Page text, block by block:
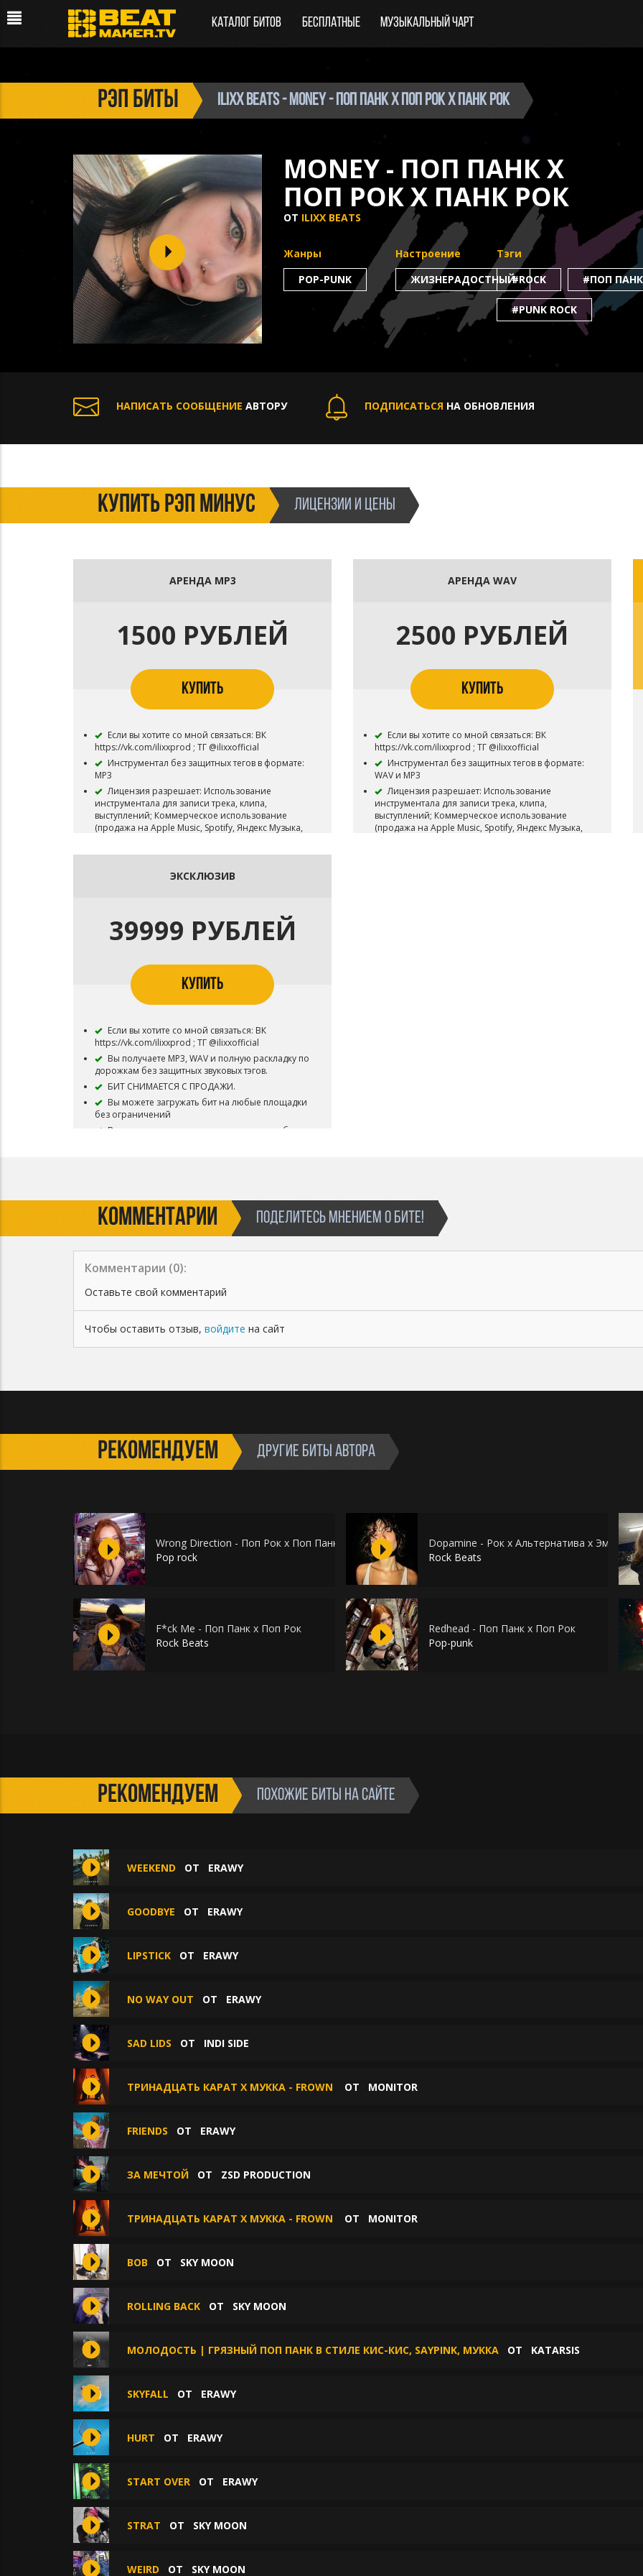
Каталог битов Бесплатные Музыкальный чарт
рэп биты ILIXX BEATS - Money - Поп Панк х Поп Рок х Панк Рок
MONEY - ПОП ПАНК Х
ПОП РОК Х ПАНК РОК
ОТ ILIXX BEATS
Жанры
POP-PUNK
Настроение
ЖИЗНЕРАДОСТНЫЙ
Тэги
#ROCK
#ПОП ПАНК
#PUNK ROCK
НАПИСАТЬ СООБЩЕНИЕ АВТОРУ ПОДПИСАТЬСЯ НА ОБНОВЛЕНИЯ
КУПИТЬ РЭП МИНУС ЛИЦЕНЗИИ И ЦЕНЫ
АРЕНДА MP3
1500 РУБЛЕЙ
КУПИТЬ
Если вы хотите со мной связаться: ВК
https://vk.com/ilixxprod ; ТГ @ilixxofficial
Инструментал без защитных тегов в формате:
MP3
Лицензия разрешает: Использование
инструментала для записи трека, клипа,
выступлений; Коммерческое использование
(продажа на Apple Music, Spotify, Яндекс Музыка,
прослушиваний.
публикацией на Youtube и подобных площадках.
продажи.
В НАЗВАНИИ ПЕСНИ ЗАПИСАННОЙ ПОД ЭТОТ
После приобретения данного вида лицензии,
Вы можете докупить более дорогую лицензию
путем доплаты недостающей суммы.
АРЕНДА WAV
2500 РУБЛЕЙ
КУПИТЬ
Если вы хотите со мной связаться: ВК
https://vk.com/ilixxprod ; ТГ @ilixxofficial
Инструментал без защитных тегов в формате:
WAV и MP3
Лицензия разрешает: Использование
инструментала для записи трека, клипа,
выступлений; Коммерческое использование
(продажа на Apple Music, Spotify, Яндекс Музыка,
ЭКСКЛЮЗИВ
39999 РУБЛЕЙ
КУПИТЬ
Если вы хотите со мной связаться: ВК
https://vk.com/ilixxprod ; ТГ @ilixxofficial
Вы получаете MP3, WAV и полную раскладку по
дорожкам без защитных звуковых тэгов.
БИТ СНИМАЕТСЯ С ПРОДАЖИ.
Вы можете загружать бит на любые площадки
без ограничений
В названии трека, записанного под этот бит,
КОММЕНТАРИИ ПОДЕЛИТЕСЬ МНЕНИЕМ О БИТЕ!
Комментарии (0):
Оставьте свой комментарий
Чтобы оставить отзыв, войдите на сайт
РЕКОМЕНДУЕМ ДРУГИЕ БИТЫ АВТОРА
Wrong Direction - Поп Рок х Поп Панк
Pop rock
Dopamine - Рок х Альтернатива х Эмо Рок
Rock Beats
F*ck Me - Поп Панк х Поп Рок
Rock Beats
Redhead - Поп Панк х Поп Рок
Pop-punk
РЕКОМЕНДУЕМ ПОХОЖИЕ БИТЫ НА САЙТЕ
WEEKEND ОТ ERAWY
GOODBYE ОТ ERAWY
LIPSTICK ОТ ERAWY
NO WAY OUT ОТ ERAWY
SAD LIDS ОТ INDI SIDE
ТРИНАДЦАТЬ КАРАТ X МУККА - FROWN ОТ MONITOR
FRIENDS ОТ ERAWY
ЗА МЕЧТОЙ ОТ ZSD PRODUCTION
ТРИНАДЦАТЬ КАРАТ X МУККА - FROWN ОТ MONITOR
BOB ОТ SKY MOON
ROLLING BACK ОТ SKY MOON
МОЛОДОСТЬ | ГРЯЗНЫЙ ПОП ПАНК В СТИЛЕ КИС-КИС, SAYPINK, МУККА ОТ KATARSIS
SKYFALL ОТ ERAWY
HURT ОТ ERAWY
START OVER ОТ ERAWY
STRAT ОТ SKY MOON
WEIRD ОТ SKY MOON